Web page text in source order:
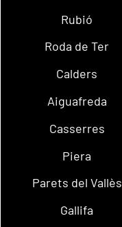
Rubió
Roda de Ter
Calders
Aiguafreda
Casserres
Piera
Parets del Vallès
Gallifa